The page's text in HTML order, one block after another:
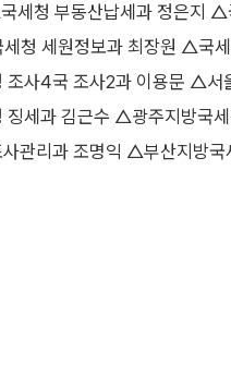
세청 부동산납세과 정은지
청 세원정보과 최장원 △국
사4국 조사2과 이용문 △
세과 김근수 △광주지방국
관리과 조명익 △부산지방